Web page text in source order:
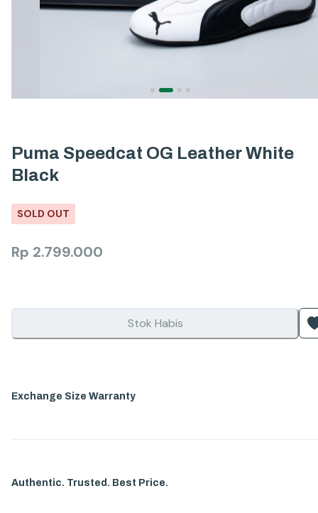
Puma Speedcat OG Leather White
Black
SOLD OUT
Rp 2.799.000
Stok Habis
Exchange Size Warranty
Authentic. Trusted. Best Price.